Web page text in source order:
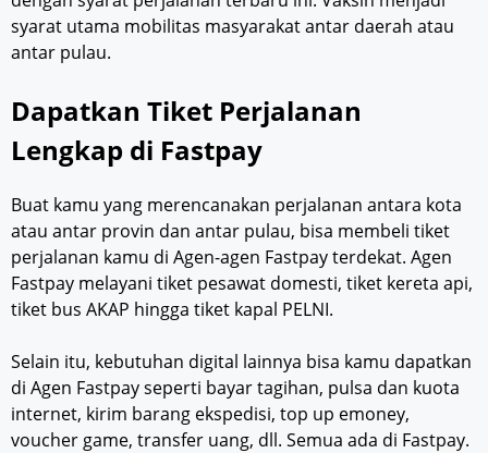
syarat utama mobilitas masyarakat antar daerah atau
antar pulau.
Dapatkan Tiket Perjalanan
Lengkap di Fastpay
Buat kamu yang merencanakan perjalanan antara kota
atau antar provin dan antar pulau, bisa membeli tiket
perjalanan kamu di Agen-agen Fastpay terdekat. Agen
Fastpay melayani tiket pesawat domesti, tiket kereta api,
tiket bus AKAP hingga tiket kapal PELNI.
Selain itu, kebutuhan digital lainnya bisa kamu dapatkan
di Agen Fastpay seperti bayar tagihan, pulsa dan kuota
internet, kirim barang ekspedisi, top up emoney,
voucher game, transfer uang, dll. Semua ada di Fastpay.